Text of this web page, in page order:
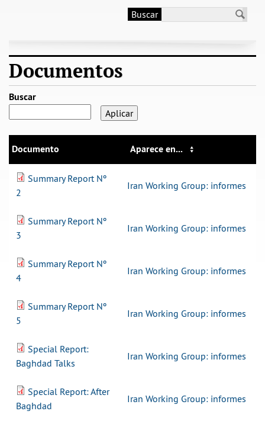
búsqueda
Buscar
Documentos
Buscar
Documento Aparece en...
Summary Report Nº
2
Iran Working Group: informes
Summary Report Nº
3
Iran Working Group: informes
Summary Report Nº
4
Iran Working Group: informes
Summary Report Nº
5
Iran Working Group: informes
Special Report:
Baghdad Talks
Iran Working Group: informes
Special Report: After
Baghdad
Iran Working Group: informes